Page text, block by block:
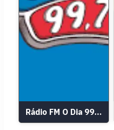
Rádio FM O Dia 99.7 FM